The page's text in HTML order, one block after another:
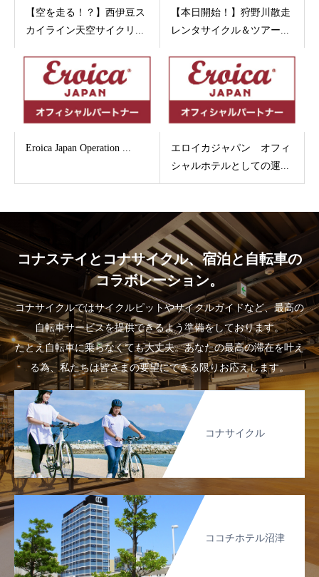
【空を走る！？】西伊豆ス
カイライン天空サイクリ...
【本日開始！】狩野川散走
レンタサイクル＆ツアー...
Eroica Japan Operation ...
エロイカジャパン オフィ
シャルホテルとしての運...
コナステイとコナサイクル、宿泊と自転車の
コラボレーション。
コナサイクルではサイクルピットやサイクルガイドなど、最高の
自転車サービスを提供できるよう準備をしております。
たとえ自転車に乗らなくても大丈夫。あなたの最高の滞在を叶え
る為、私たちは皆さまの要望にできる限りお応えします。
コナサイクル
ココチホテル沼津